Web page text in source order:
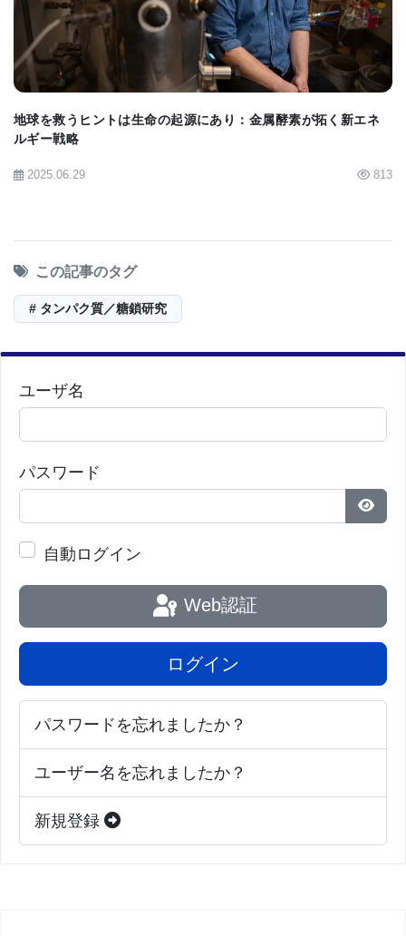
地球を救うヒントは生命の起源にあり：金属酵素が拓く新エネ
ルギー戦略
2025.06.29 813
この記事のタグ
# タンパク質／糖鎖研究
ユーザ名
パスワード
パス
自動ログイン
Web認証
ログイン
パスワードを忘れましたか？
ユーザー名を忘れましたか？
新規登録